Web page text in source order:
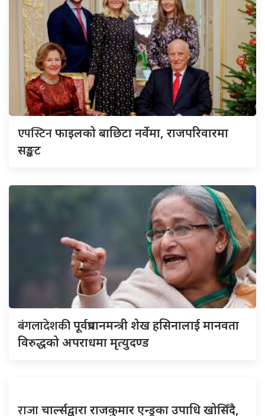
एपस्टिनफाइलको बाछिटा नर्वेमा, राजपरिवारमा
सङ्कट
बंगलादेशकीपूर्वप्रधानमन्त्री शेख हसिनालाई मानवता
विरुद्धको अपराधमा मृत्युदण्ड
राजाचार्ल्सद्वारा राजकुमार एन्ड्रूका उपाधि खोसिँदै,